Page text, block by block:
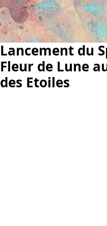
Lancement du
Fleur de Lune
des Etoiles